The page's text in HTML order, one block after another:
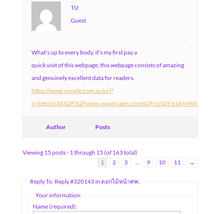
TU
Guest
What’s up to every body, it’s my first pay a
quick visit of this webpage; this webpage consists of amazing
and genuinely excellent data for readers.
https://www.google.com.au/url?
Author Posts
Viewing 15 posts - 1 through 15 (of 163 total)
1
2 3 … 9 10 11 →
Reply To: Reply #320143 in ดอกไม้หน้าศพ:.
Your information:
Name (required):